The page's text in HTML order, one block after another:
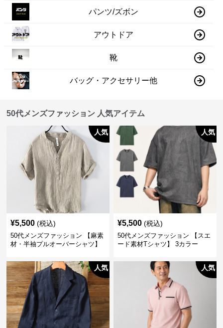
パンツ/ズボン
アウトドア
靴
バッグ・アクセサリー他
50代メンズファッション 人気アイテム
人気
¥5,500 (税込)
50代メンズファッション 【麻素
材・半袖プルオーバーシャツ】
人気
¥5,500 (税込)
50代メンズファッション 【スエ
ード素材Tシャツ】 3カラー
人気 人気